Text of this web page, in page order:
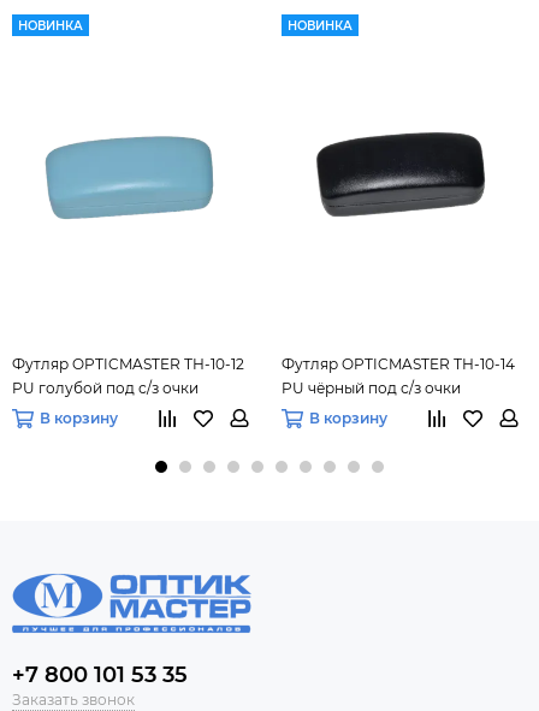
НОВИНКА
Футляр OPTICMASTER ТН-10-12
PU голубой под с/з очки
В корзину
НОВИНКА
Футляр OPTICMASTER ТН-10-14
PU чёрный под с/з очки
В корзину
+7 800 101 53 35
Заказать звонок